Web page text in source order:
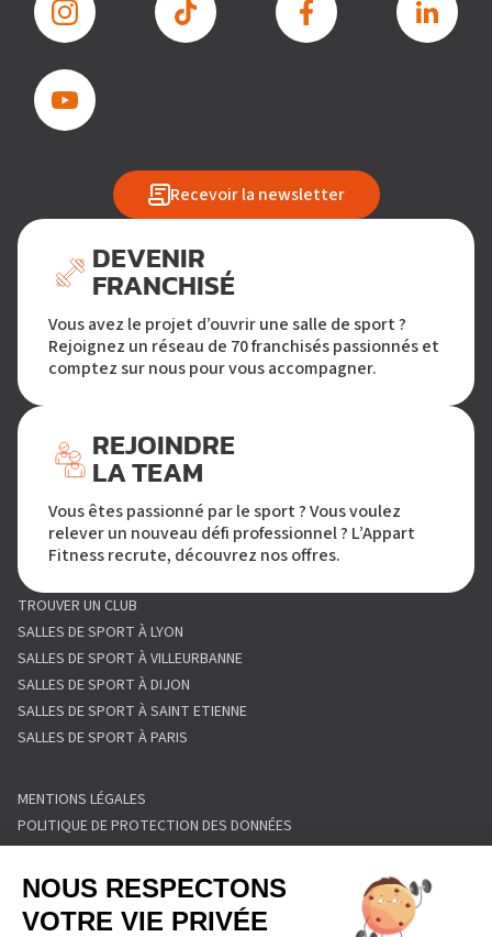
Recevoir la newsletter
DEVENIR
FRANCHISÉ
Vous avez le projet d’ouvrir une salle de sport ?
Rejoignez un réseau de 70 franchisés passionnés et
comptez sur nous pour vous accompagner.
REJOINDRE
LA TEAM
Vous êtes passionné par le sport ? Vous voulez
relever un nouveau défi professionnel ? L’Appart
Fitness recrute, découvrez nos offres.
TROUVER UN CLUB
SALLES DE SPORT À LYON
SALLES DE SPORT À VILLEURBANNE
SALLES DE SPORT À DIJON
SALLES DE SPORT À SAINT ETIENNE
SALLES DE SPORT À PARIS
MENTIONS LÉGALES
POLITIQUE DE PROTECTION DES DONNÉES
POLITIQUE COOKIES
CONDITIONS GÉNÉRALES DE VENTE
FORMULAIRE DE RETRACTATION